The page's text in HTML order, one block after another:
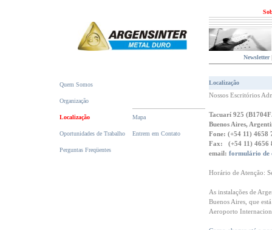
Newsletter
Quem Somos
Organização
Localização Mapa
Oportunidades de Trabalho Entrem em Contato
Perguntas Freqüentes
Localização
Nossos Escritórios
Tacuarí 925
Buenos Aires,
Fone: (+54 11) 4658
Fax: (+54 11) 4656
email: formulário de
Horário de Atenção:
As instalações de
Buenos Aires, que
Aeroporto